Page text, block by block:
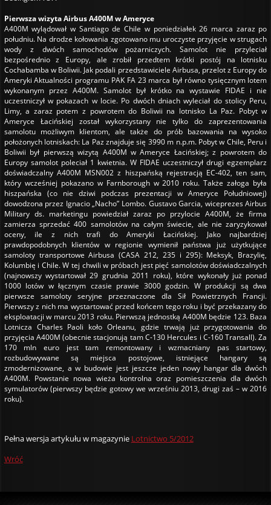
Pierwsza wizyta Airbus A400M w Ameryce
A400M wylądował w Santiago de Chile w poniedziałek 26 marca zaraz po
południu. Na drodze kołowania zgotowano mu uroczyste przyjęcie w strugach
wody z dwóch samochodów pożarniczych. Samolot nie przyleciał
bezpośrednio z Europy, ale zrobił przedtem krótki postój na lotnisku
Cochabamba w Boliwii. Jak podali przedstawiciele Airbusa, przelot z Europy do
Ameryki Aktualności programu PAK FA 23 marca był równo tysięcznym lotem
wykonanym przez A400M. Samolot był krótko na wystawie FIDAE i nie
uczestniczył w pokazach w locie. Po dwóch dniach wyleciał do stolicy Peru,
Limy, a zaraz potem z powrotem do Boliwii na lotnisko La Paz. Pobyt w
Ameryce Łacińskiej został wykorzystany nie tylko do zaprezentowania
samolotu możliwym klientom, ale także do prób bazowania na wysoko
położonych lotniskach: La Paz znajduje się 3990 m n.p.m. Pobyt w Chile, Peru i
Boliwii był pierwszą wizytą A400M w Ameryce Łacińskiej; z powrotem do
Europy samolot poleciał 1 kwietnia. W FIDAE uczestniczył drugi egzemplarz
doświadczalny A400M MSN002 z hiszpańską rejestracją EC-402, ten sam,
który wcześniej pokazano w Farnborough w 2010 roku. Także załoga była
hiszpańska (co nie dziwi podczas prezentacji w Ameryce Południowej)
dowodzona przez Ignacio „Nacho” Lombo. Gustavo Garcia, wiceprezes Airbus
Military ds. marketingu powiedział zaraz po przylocie A400M, że firma
zamierza sprzedać 400 samolotów na całym świecie, ale nie zaryzykował
oceny, ile z nich trafi do Ameryki Łacińskiej. Jako najbardziej
prawdopodobnych klientów w regionie wymienił państwa już użytkujące
samoloty transportowe Airbusa (CASA 212, 235 i 295): Meksyk, Brazylię,
Kolumbię i Chile. W tej chwili w próbach jest pięć samolotów doświadczalnych
(najnowszy wystartował 29 grudnia 2011 roku), które wykonały już ponad
1000 lotów w łącznym czasie prawie 3000 godzin. W produkcji są dwa
pierwsze samoloty seryjne przeznaczone dla Sił Powietrznych Francji.
Pierwszy z nich ma wystartować przed końcem tego roku i być przekazany do
eksploatacji w marcu 2013 roku. Pierwszą jednostką A400M będzie 123. Baza
Lotnicza Charles Paoli koło Orleanu, gdzie trwają już przygotowania do
przyjęcia A400M (obecnie stacjonują tam C-130 Hercules i C-160 Transall). Za
170 mln euro jest tam remontowany i wzmacniany pas startowy,
rozbudowywane są miejsca postojowe, istniejące hangary są
zmodernizowane, a w budowie jest jeszcze jeden nowy hangar dla dwóch
A400M. Powstanie nowa wieża kontrolna oraz pomieszczenia dla dwóch
symulatorów (pierwszy będzie gotowy we wrześniu 2013, drugi zaś – w 2016
roku).
Pełna wersja artykułu w magazynie Lotnictwo 5/2012
Wróć